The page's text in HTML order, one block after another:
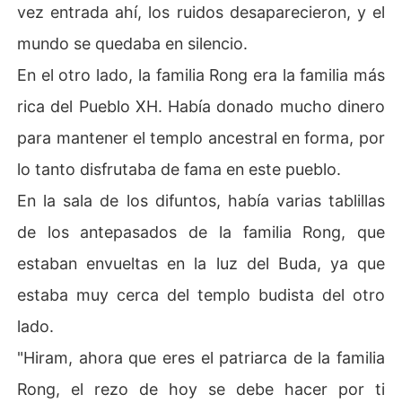
vez entrada ahí, los ruidos desaparecieron, y el
mundo se quedaba en silencio.
En el otro lado, la familia Rong era la familia más
rica del Pueblo XH. Había donado mucho dinero
para mantener el templo ancestral en forma, por
lo tanto disfrutaba de fama en este pueblo.
En la sala de los difuntos, había varias tablillas
de los antepasados de la familia Rong, que
estaban envueltas en la luz del Buda, ya que
estaba muy cerca del templo budista del otro
lado.
"Hiram, ahora que eres el patriarca de la familia
Rong, el rezo de hoy se debe hacer por ti